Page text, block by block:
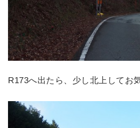
R173へ出たら、少し北上してお